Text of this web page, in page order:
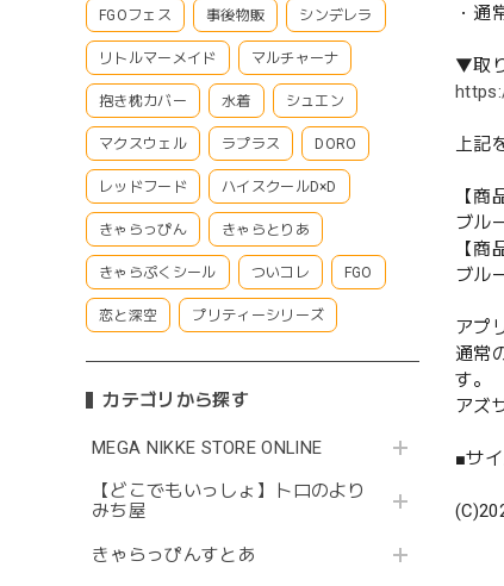
FGOフェス 事後物販 シンデレラ
リトルマーメイド マルチャーナ
抱き枕カバー 水着 シュエン
マクスウェル ラプラス DORO
レッドフード ハイスクールD×D
きゃらっぴん きゃらとりあ
きゃらぷくシール ついコレ FGO
恋と深空 プリティーシリーズ
カテゴリから探す
MEGA NIKKE STORE ONLINE
【どこでもいっしょ】トロのより
みち屋
きゃらっぴんすとあ
・通
▼取
上記
【商
ブル
【商
ブル
アプ
通常
す。
アズ
■サ